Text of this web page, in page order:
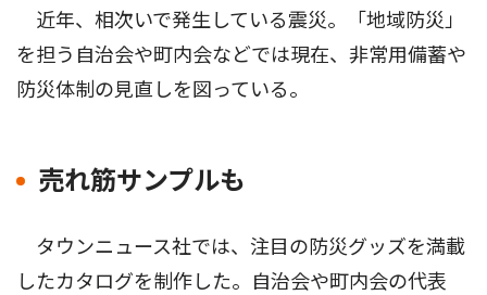
近年、相次いで発生している震災。「地域防災」
を担う自治会や町内会などでは現在、非常用備蓄や
防災体制の見直しを図っている。
売れ筋サンプルも
タウンニュース社では、注目の防災グッズを満載
したカタログを制作した。自治会や町内会の代表